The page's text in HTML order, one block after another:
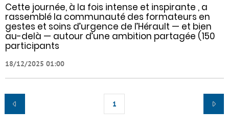
Cette journée, à la fois intense et inspirante , a
rassemblé la communauté des formateurs en
gestes et soins d’urgence de l’Hérault — et bien
au-delà — autour d’une ambition partagée (150
participants
18/12/2025 01:00
1